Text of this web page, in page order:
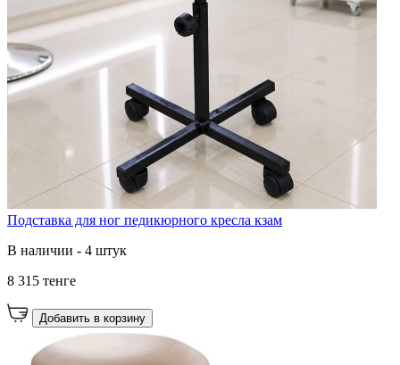
Подставка для ног педикюрного кресла кзам
В наличии - 4 штук
8 315 тенге
Добавить в корзину